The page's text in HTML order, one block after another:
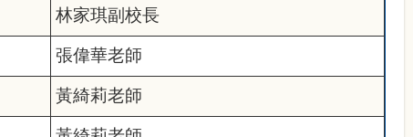
林家琪副校長
張偉華老師
黃綺莉老師